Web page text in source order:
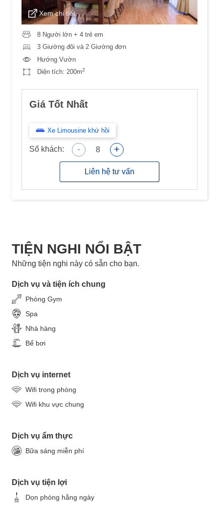
Xem chi tiết
8 Người lớn + 4 trẻ em
3 Giường đôi và 2 Giường đơn
Hướng Vườn
Diện tích: 200m2
Giá Tốt Nhất
Xe Limousine khứ hồi
Số khách: - 8 +
Liên hệ tư vấn
TIỆN NGHI NỔI BẬT
Những tiện nghi này có sẵn cho bạn.
Dịch vụ và tiện ích chung
Phòng Gym
Spa
Nhà hàng
Bể bơi
Dịch vụ internet
Wifi trong phòng
Wifi khu vực chung
Dịch vụ ẩm thực
Bữa sáng miễn phí
Dịch vụ tiện lợi
Dọn phòng hằng ngày